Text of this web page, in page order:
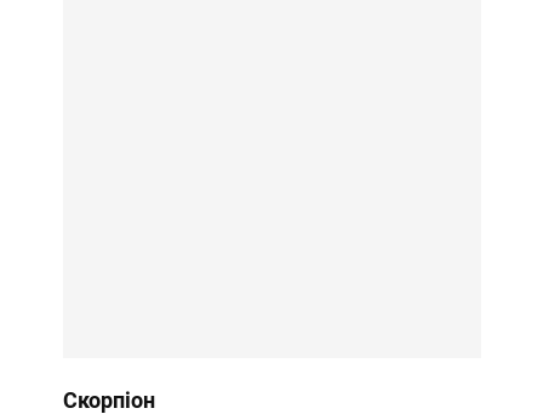
Скорпіон